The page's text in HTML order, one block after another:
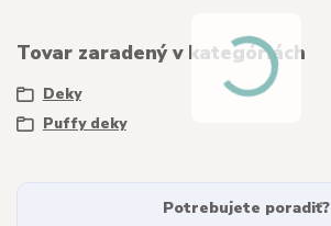
Tovar zaradený v kategóriách
Deky
Puffy deky
Potrebujete poradiť?